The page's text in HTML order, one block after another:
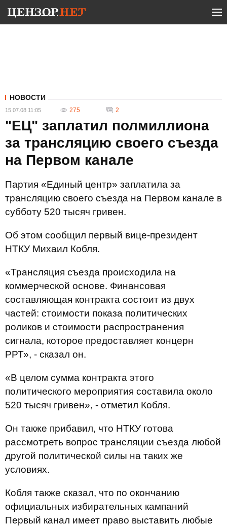
НОВОСТИ
15.07.08 11:05 275 2
"ЕЦ" заплатил полмиллиона
за трансляцию своего съезда
на Первом канале
Партия «Единый центр» заплатила за
трансляцию своего съезда на Первом канале в
субботу 520 тысяч гривен.
Об этом сообщил первый вице-президент
НТКУ Михаил Кобля.
«Трансляция съезда происходила на
коммерческой основе. Финансовая
составляющая контракта состоит из двух
частей: стоимости показа политических
роликов и стоимости распространения
сигнала, которое предоставляет концерн
РРТ», - сказал он.
«В целом сумма контракта этого
политического мероприятия составила около
520 тысяч гривен», - отметил Кобля.
Он также прибавил, что НТКУ готова
рассмотреть вопрос трансляции съезда любой
другой политической силы на таких же
условиях.
Кобля также сказал, что по окончанию
официальных избирательных кампаний
Первый канал имеет право выставить любые